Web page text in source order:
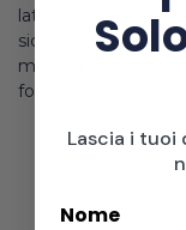
latte di pecora
sicurezza. Perfetto
molle che
sappia
formaggi.
Lascia i tuoi
Nome